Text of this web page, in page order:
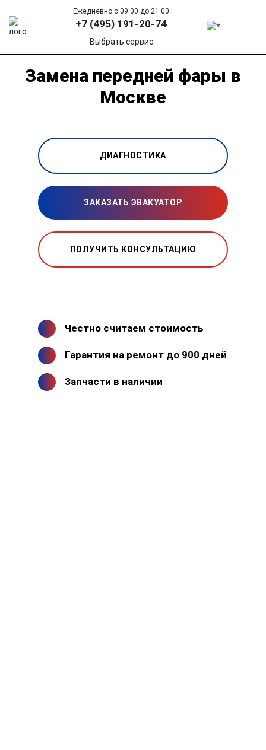
Ежедневно с 09:00 до 21:00
+7 (495) 191-20-74
Выбрать сервис
Замена передней фары в
Москве
ДИАГНОСТИКА
ЗАКАЗАТЬ ЭВАКУАТОР
ПОЛУЧИТЬ КОНСУЛЬТАЦИЮ
Честно считаем стоимость
Гарантия на ремонт до 900 дней
Запчасти в наличии